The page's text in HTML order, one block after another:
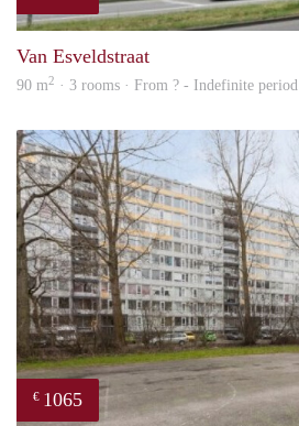
Van Esveldstraat
90 m2 · 3 rooms · From ? - Indefinite period
€ 1065